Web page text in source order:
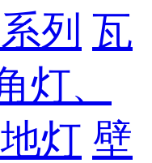
列 瓦
灯、
灯 壁